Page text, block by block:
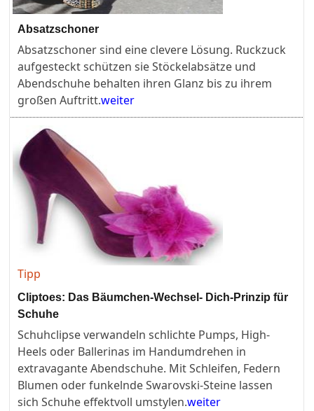
Absatzschoner
Absatzschoner sind eine clevere Lösung. Ruckzuck
aufgesteckt schützen sie Stöckelabsätze und
Abendschuhe behalten ihren Glanz bis zu ihrem
großen Auftritt.weiter
Tipp
Cliptoes: Das Bäumchen-Wechsel- Dich-Prinzip für
Schuhe
Schuhclipse verwandeln schlichte Pumps, High-
Heels oder Ballerinas im Handumdrehen in
extravagante Abendschuhe. Mit Schleifen, Federn
Blumen oder funkelnde Swarovski-Steine lassen
sich Schuhe effektvoll umstylen.weiter